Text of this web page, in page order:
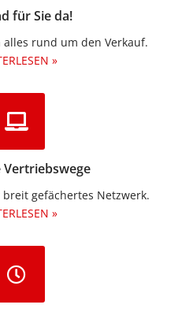
für Sie da!
rund um den Verkauf.
»
Vertriebswege
gefächertes Netzwerk.
»